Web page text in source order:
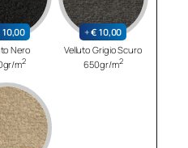
10,00
Nero
m2
+€ 10,00
Velluto Grigio Scuro
650gr/m2